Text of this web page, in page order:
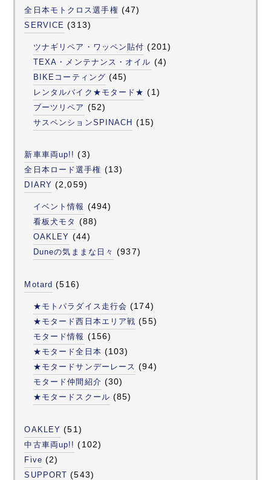
全日本モトクロス選手権 (47)
SERVICE (313)
ツナギリペア・ワッペン貼付 (201)
TEXA・メンテナンス・オイル (4)
BIKEコーティング (45)
レンタルバイク★モタード★ (1)
ブーツリペア (52)
サスペンションSPINACH (15)
新車車両up!! (3)
全日本ロード選手権 (13)
DIARY (2,059)
イベント情報 (494)
看板犬モタ (88)
OAKLEY (44)
Duneの気ままな日々 (937)
Motard (516)
★モトパラダイス走行会 (174)
★モタード西日本エリア戦 (55)
モタード情報 (156)
★モタード全日本 (103)
★モタードサンデーレース (94)
モタード仲間紹介 (30)
★モタードスクール (85)
OAKLEY (51)
中古車両up!! (102)
Five (2)
SUPPORT (543)